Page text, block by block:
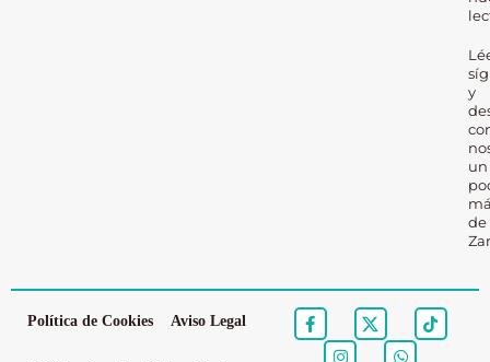
y
un
de
Política de Cookies Aviso Legal